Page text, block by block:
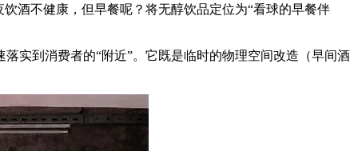
酒不健康，但早餐呢？将无醇饮品定位为“看球的早餐伴
实到消费者的“附近”。它既是临时的物理空间改造（早间酒